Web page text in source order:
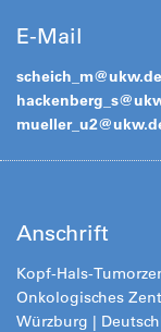
E-Mail
scheich_m@ukw.de
hackenberg_s@
mueller_u2@
Anschrift
Kopf-Hals-
Onkologisches
Würzburg |